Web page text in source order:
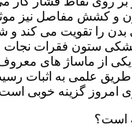
و کشش مفاصل نیز
را تقویت می کند و
ستون فقرات نجات
یکی از ماساژ های
علمی به اثبات
امروز گزینه خوبی
است؟